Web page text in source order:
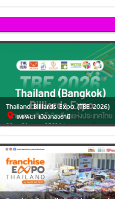
Thailand Billiards Expo (TBE 2026)
IMPACT เมืองทองธานี
29 - 31 ต.ค. 2569